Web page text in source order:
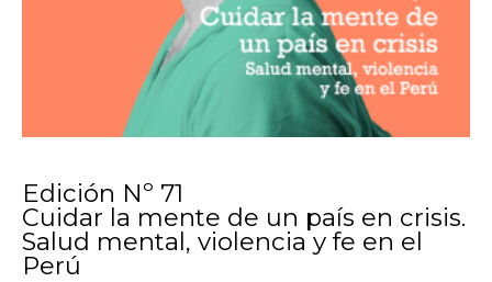
Edición Nº 71
Cuidar la mente de un país en crisis.
Salud mental, violencia y fe en el
Perú